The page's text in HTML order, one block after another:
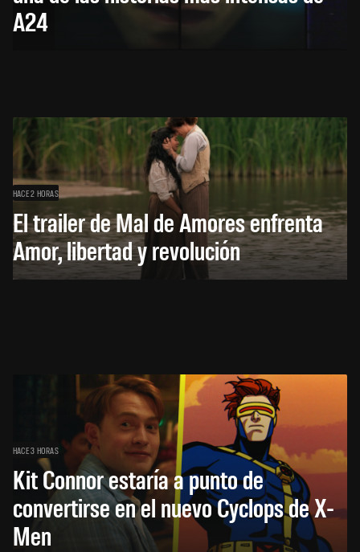
A24
HACE 2 HORAS
El trailer de Mal de Amores enfrenta
Amor, libertad y revolución
HACE 3 HORAS
Kit Connor estaría a punto de
convertirse en el nuevo Cyclops de X-
Men